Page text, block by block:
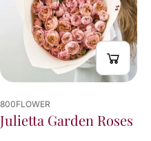
800FLOWER
Julietta Garden Roses